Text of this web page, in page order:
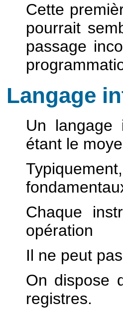
Cette
pourrait
passage
Langage
Un langage
étant le
Chaque
opération
Il ne peut
On dispose
registres.